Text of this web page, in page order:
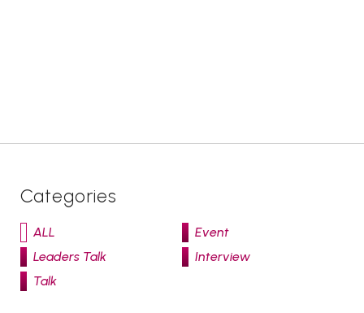
Categories
ALL
Event
Leaders Talk
Interview
Talk